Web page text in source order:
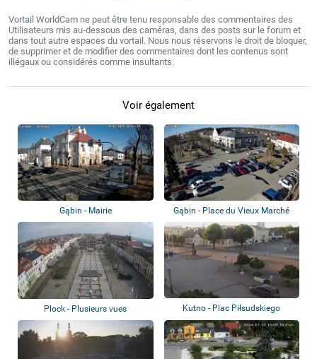
Vortail WorldCam ne peut être tenu responsable des commentaires des
Utilisateurs mis au-dessous des caméras, dans des posts sur le forum et
dans tout autre espaces du vortail. Nous nous réservons le droit de bloquer,
de supprimer et de modifier des commentaires dont les contenus sont
illégaux ou considérés comme insultants.
Voir également
Gąbin - Mairie Gąbin - Place du Vieux Marché
Plock - Plusieurs vues Kutno - Plac Piłsudskiego